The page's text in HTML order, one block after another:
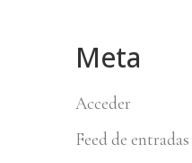
Meta
Acceder
Feed de entradas